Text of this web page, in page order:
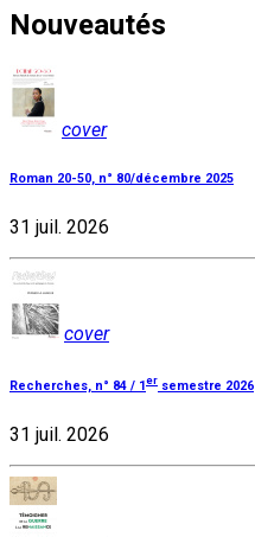
Nouveautés
cover
Roman 20-50, n° 80/décembre 2025
31 juil. 2026
cover
Recherches, n° 84 / 1er semestre 2026
31 juil. 2026